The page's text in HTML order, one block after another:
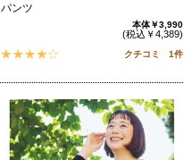
パンツ
本体￥3,990
(税込￥4,389)
クチコミ 1件